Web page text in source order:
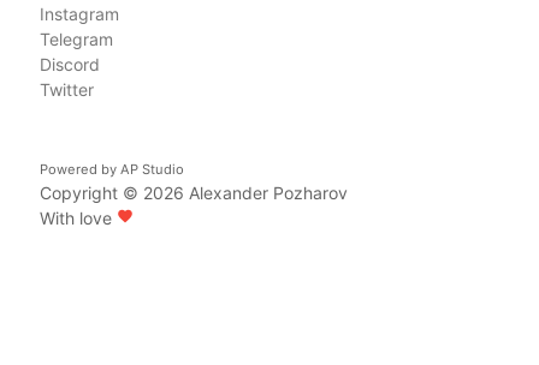
Instagram
Telegram
Discord
Twitter
Powered by AP Studio
Copyright © 2026 Alexander Pozharov
With love favorite